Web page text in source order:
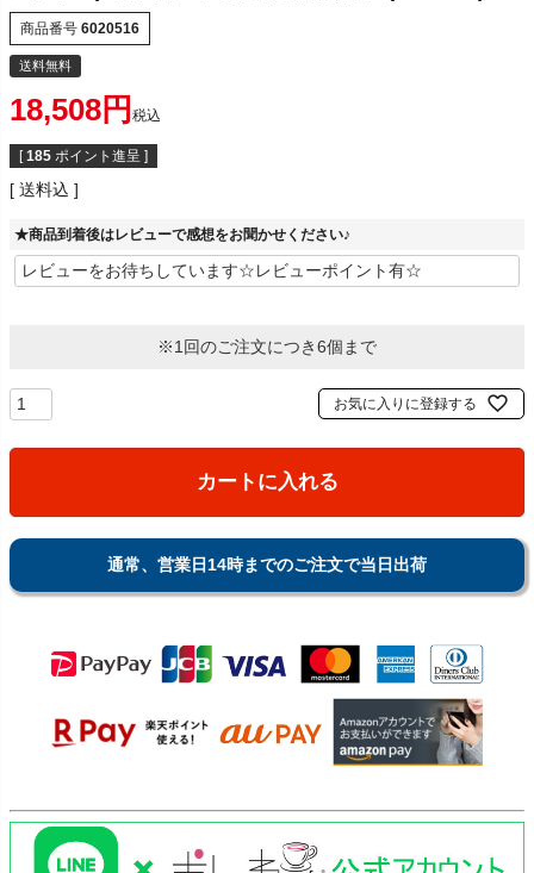
商品番号 6020516
送料無料
18,508 税込
[ 185 ポイント進呈 ]
送料込
★商品到着後はレビューで感想をお聞かせください♪
※1回のご注文につき6個まで
お気に入りに登録する
カートに入れる
通常、営業日14時までのご注文で当日出荷